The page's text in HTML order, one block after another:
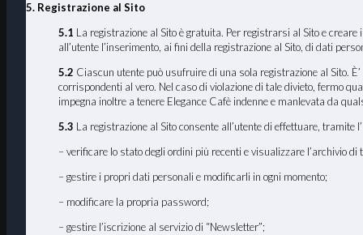
5. Registrazione al Sito
5.1 La registrazione al Sito è gratuita. Per registrarsi al Sito e
all’utente l’inserimento, ai fini della registrazione al Sito, di dati
5.2 Ciascun utente può usufruire di una sola registrazione al Sito.
corrispondenti al vero. Nel caso di violazione di tale divieto, fermo
impegna inoltre a tenere Elegance Cafè indenne e manlevata da
5.3 La registrazione al Sito consente all’utente di effettuare, tramite
– verificare lo stato degli ordini più recenti e visualizzare l’archivio
– gestire i propri dati personali e modificarli in ogni momento;
– modificare la propria password;
– gestire l’iscrizione al servizio di “Newsletter”;